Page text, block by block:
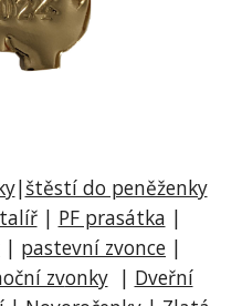
|štěstí do peněženky
| PF prasátka |
| pastevní zvonce |
zvonky | Dveřní